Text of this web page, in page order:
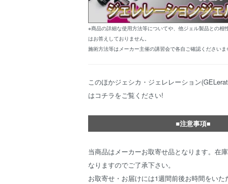
※商品の詳細な使用方法等についてや、他ジェル製品との相
はお答えしておりません。
施術方法等はメーカー主催の講習会で各自ご確認くださいま
このほかジェシカ・ジェレレーション
はコチラをご覧ください!
■注意事項■
当商品はメーカーお取寄せ品となります。在
なりますのでご了承下さい。
お取寄せ・お届けには1週間前後お時間をい